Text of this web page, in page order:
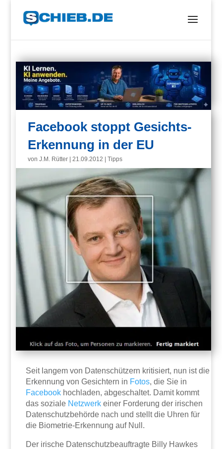
Facebook stoppt Gesichts­-
Erkennung in der EU
vonJ.M. Rütter |21.09.2012 |Tipps
Seit langem von Datenschützern kritisiert, nun ist die
Erkennung von Gesichtern in Fotos, die Sie in
Facebook hochladen, abgeschaltet. Damit kommt
das soziale Netzwerk einer Forderung der irischen
Datenschutzbehörde nach und stellt die Uhren für
die Biometrie-Erkennung auf Null.
Der irische Datenschutzbeauftragte Billy Hawkes